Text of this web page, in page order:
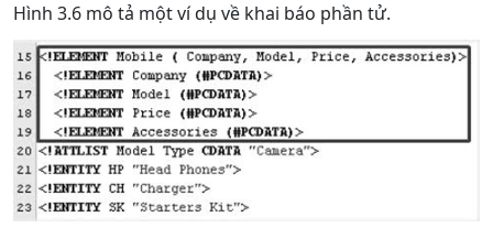
Hình 3.6 mô tả một ví dụ về khai báo phần tử.